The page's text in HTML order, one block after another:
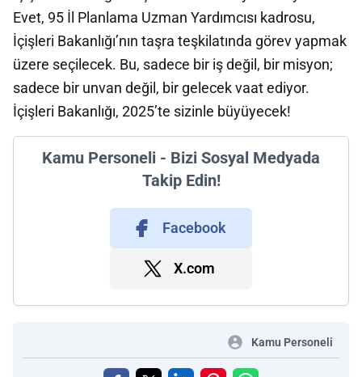
Evet, 95 İl Planlama Uzman Yardımcısı kadrosu,
İçişleri Bakanlığı’nın taşra teşkilatında görev yapmak
üzere seçilecek. Bu, sadece bir iş değil, bir misyon;
sadece bir unvan değil, bir gelecek vaat ediyor.
İçişleri Bakanlığı, 2025’te sizinle büyüyecek!
Kamu Personeli - Bizi Sosyal Medyada
Takip Edin!
Facebook
X.com
Kamu Personeli